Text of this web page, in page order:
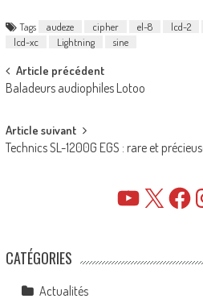
Tags audeze cipher el-8 lcd-2
lcd-xc
Lightning sine
Post
navigation
Article précédent
Baladeurs audiophiles Lotoo
Article suivant
Technics SL-1200G EGS : rare et
YouTube
CATÉGORIES
Actualités